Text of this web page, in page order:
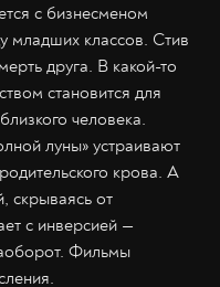
с бизнесменом
младших классов. Стив
друга. В какой-то
становится для
человека.
луны» устраивают
крова. А
скрываясь от
с инверсией —
Фильмы